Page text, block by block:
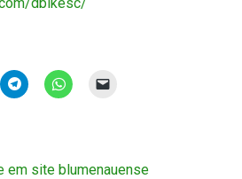
em site blumenauense